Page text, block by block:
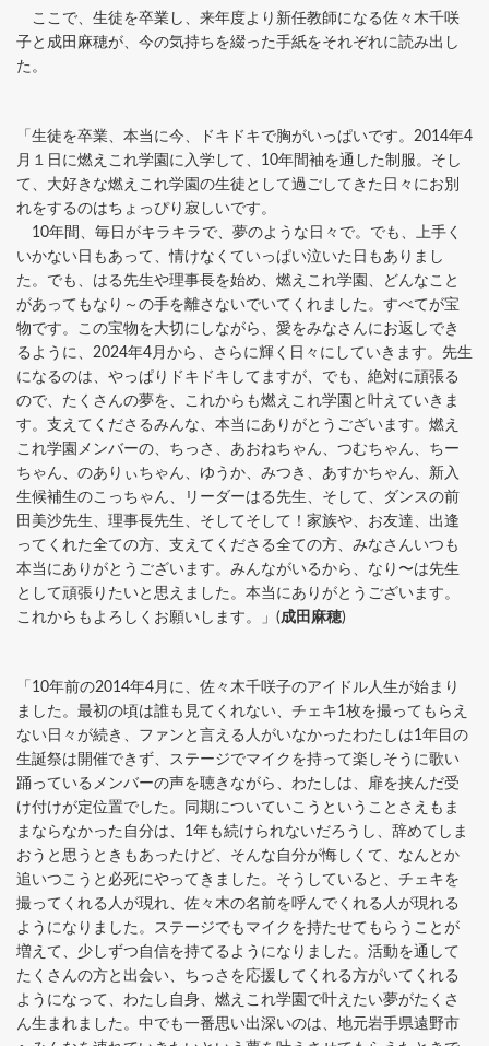
ここで、生徒を卒業し、来年度より新任教師になる佐々木千咲
子と成田麻穂が、今の気持ちを綴った手紙をそれぞれに読み出し
た。
「生徒を卒業、本当に今、ドキドキで胸がいっぱいです。2014年4
月１日に燃えこれ学園に入学して、10年間袖を通した制服。そし
て、大好きな燃えこれ学園の生徒として過ごしてきた日々にお別
れをするのはちょっぴり寂しいです。
10年間、毎日がキラキラで、夢のような日々で。でも、上手く
いかない日もあって、情けなくていっぱい泣いた日もありまし
た。でも、はる先生や理事長を始め、燃えこれ学園、どんなこと
があってもなり～の手を離さないでいてくれました。すべてが宝
物です。この宝物を大切にしながら、愛をみなさんにお返しでき
るように、2024年4月から、さらに輝く日々にしていきます。先生
になるのは、やっぱりドキドキしてますが、でも、絶対に頑張る
ので、たくさんの夢を、これからも燃えこれ学園と叶えていきま
す。支えてくださるみんな、本当にありがとうございます。燃え
これ学園メンバーの、ちっさ、あおねちゃん、つむちゃん、ちー
ちゃん、のありぃちゃん、ゆうか、みつき、あすかちゃん、新入
生候補生のこっちゃん、リーダーはる先生、そして、ダンスの前
田美沙先生、理事長先生、そしてそして！家族や、お友達、出逢
ってくれた全ての方、支えてくださる全ての方、みなさんいつも
本当にありがとうございます。みんながいるから、なり〜は先生
として頑張りたいと思えました。本当にありがとうございます。
これからもよろしくお願いします。」(成田麻穂)
「10年前の2014年4月に、佐々木千咲子のアイドル人生が始まり
ました。最初の頃は誰も見てくれない、チェキ1枚を撮ってもらえ
ない日々が続き、ファンと言える人がいなかったわたしは1年目の
生誕祭は開催できず、ステージでマイクを持って楽しそうに歌い
踊っているメンバーの声を聴きながら、わたしは、扉を挟んだ受
け付けが定位置でした。同期についていこうということさえもま
まならなかった自分は、1年も続けられないだろうし、辞めてしま
おうと思うときもあったけど、そんな自分が悔しくて、なんとか
追いつこうと必死にやってきました。そうしていると、チェキを
撮ってくれる人が現れ、佐々木の名前を呼んでくれる人が現れる
ようになりました。ステージでもマイクを持たせてもらうことが
増えて、少しずつ自信を持てるようになりました。活動を通して
たくさんの方と出会い、ちっさを応援してくれる方がいてくれる
ようになって、わたし自身、燃えこれ学園で叶えたい夢がたくさ
ん生まれました。中でも一番思い出深いのは、地元岩手県遠野市